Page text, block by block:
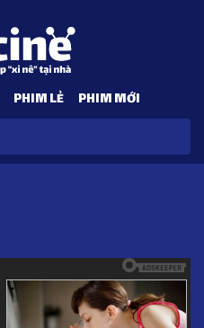
PHIM LẺ PHIM MỚI